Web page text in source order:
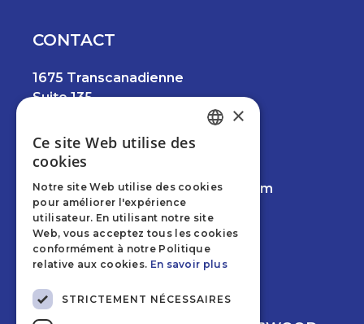
RBQ 5817-1422-01
CONTACT
1675 Transcanadienne
Suite 135
514.457.6745
info@creviermancinileeswood.com
Facebook
Instagram
LinkedIn
×
Ce site Web utilise des
cookies
Notre site Web utilise des cookies
pour améliorer l'expérience
utilisateur. En utilisant notre site
Web, vous acceptez tous les cookies
conformément à notre Politique
relative aux cookies. En savoir plus
STRICTEMENT NÉCESSAIRES